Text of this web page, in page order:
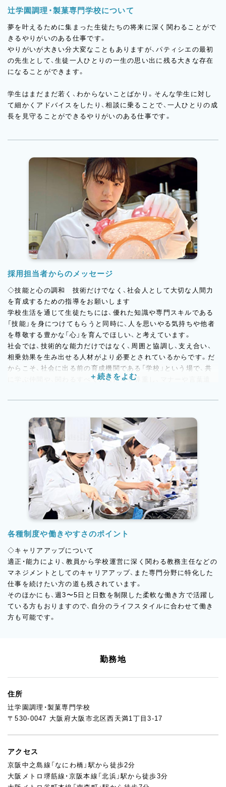
辻学園調理・製菓専門学校について
夢を叶えるために集まった生徒たちの将来に深く関わることがで
きるやりがいのある仕事です。
やりがいが大きい分大変なこともありますが、パティシエの最初
の先生として、生徒一人ひとりの一生の思い出に残る大きな存在
になることができます。
学生はまだまだ若く、わからないことばかり。そんな学生に対し
て細かくアドバイスをしたり、相談に乗ることで、一人ひとりの成
長を見守ることができるやりがいのある仕事です。
採用担当者からのメッセージ
◇技能と心の調和 技術だけでなく、社会人として大切な人間力
を育成するための指導をお願いします
学校生活を通じて生徒たちには、優れた知識や専門スキルである
「技能」を身につけてもらうと同時に、人を思いやる気持ちや他者
を尊敬する豊かな「心」を育んでほしい、と考えています。
社会では、技術的な能力だけではなく、周囲と協調し、支え合い、
相乗効果を生み出せる人材がより必要とされているからです。だ
からこそ、社会に出る前の育成機関である「学校」という場で、共
に学ぶ仲間や、関わるすべての人たちを尊重し、マナーや言葉遣
響するため、技術、経験以上に、人間性も重視した採用を行いま
各種制度や働きやすさのポイント
◇キャリアアップについて
適正・能力により、教員から学校運営に深く関わる教務主任などの
マネジメントとしてのキャリアアップ、また専門分野に特化した
仕事を続けたい方の道も残されています。
そのほかにも、週3〜5日と日数を制限した柔軟な働き方で活躍し
ている方もおりますので、自分のライフスタイルに合わせて働き
方も可能です。
勤務地
住所
辻学園調理・製菓専門学校
〒530-0047 大阪府大阪市北区西天満1丁目3-17
アクセス
京阪中之島線「なにわ橋」駅から徒歩2分
大阪メトロ堺筋線・京阪本線「北浜」駅から徒歩3分